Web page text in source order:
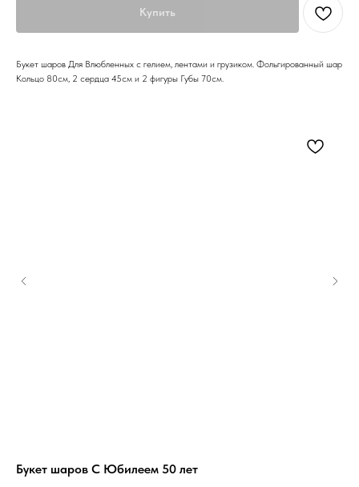
Купить
Букет шаров Для Влюбленных с гелием, лентами и грузиком. Фольгированный шар
Кольцо 80см, 2 сердца 45см и 2 фигуры Губы 70см.
Букет шаров С Юбилеем 50 лет